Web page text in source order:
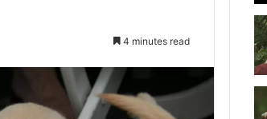
4 minutes read